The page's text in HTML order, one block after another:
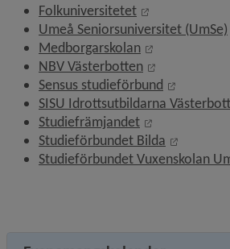
Folkuniversitetet
Länk till
Umeå Seniorsuniversitet (UmSe)
Medborgarskolan
Länk till
NBV Västerbotten
Länk till
Sensus studieförbund
Länk till
SISU Idrottsutbildarna
Studiefrämjandet
Länk till
Studieförbundet Bilda
Länk till
Studieförbundet Vuxenskolan